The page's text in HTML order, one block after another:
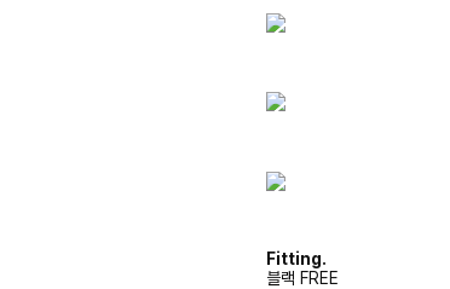
Fitting.
블랙 FREE